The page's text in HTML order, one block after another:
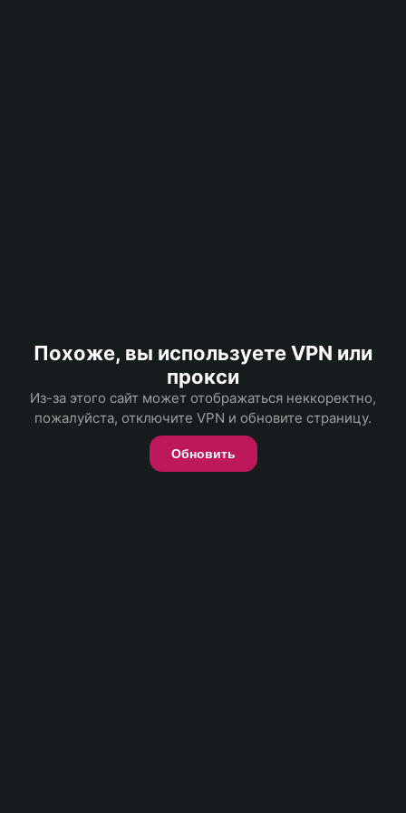
Похоже, вы используете VPN или
прокси
Из-за этого сайт может отображаться неккоректно,
пожалуйста, отключите VPN и обновите страницу.
Обновить